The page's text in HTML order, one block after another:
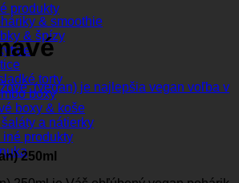
& smoothie
& špízy
torty
boxy
boxy & koše
a nátierky
iné produkty
produkty
250ml